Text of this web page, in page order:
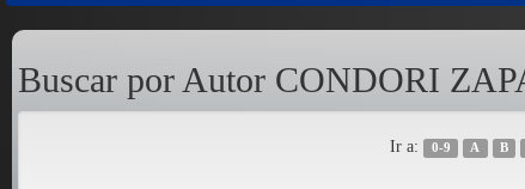
Buscar por Autor CONDORI
Ir a: 0-9 A B